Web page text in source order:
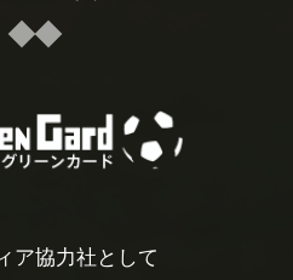
ア協力社として